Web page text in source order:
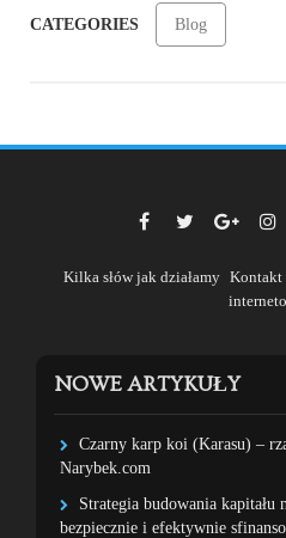
CATEGORIES Blog
Kilka słów jak działamy Kontakt
NOWE ARTYKUŁY
Czarny karp koi (Karasu) –
Narybek.com
Strategia budowania kapitału
bezpiecznie i efektywnie